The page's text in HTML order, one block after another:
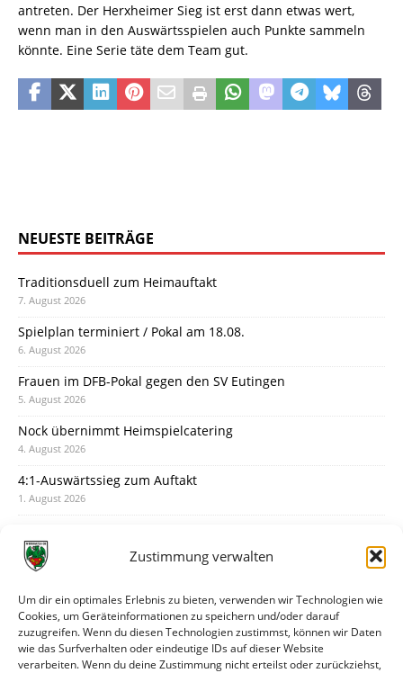
Zustimmung verwalten
Um dir ein optimales Erlebnis zu bieten, verwenden wir Technologien wie
Cookies, um Geräteinformationen zu speichern und/oder darauf
zuzugreifen. Wenn du diesen Technologien zustimmst, können wir Daten
wie das Surfverhalten oder eindeutige IDs auf dieser Website
verarbeiten. Wenn du deine Zustimmung nicht erteilst oder zurückziehst,
antreten. Der Herxheimer Sieg ist erst dann etwas wert,
wenn man in den Auswärtsspielen auch Punkte sammeln
könnte. Eine Serie täte dem Team gut.
NEUESTE BEITRÄGE
Traditionsduell zum Heimauftakt
7. August 2026
Spielplan terminiert / Pokal am 18.08.
6. August 2026
Frauen im DFB-Pokal gegen den SV Eutingen
5. August 2026
Nock übernimmt Heimspielcatering
4. August 2026
4:1-Auswärtssieg zum Auftakt
1. August 2026
31. Juli 2026
30. Juli 2026
Deine Spielminute: 89+1
28. Juli 2026